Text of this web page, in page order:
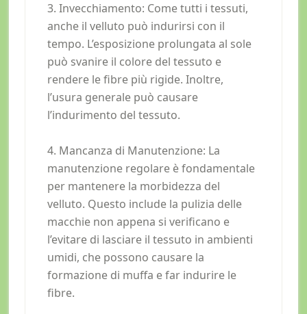
3. Invecchiamento: Come tutti i tessuti,
anche il velluto può indurirsi con il
tempo. L’esposizione prolungata al sole
può svanire il colore del tessuto e
rendere le fibre più rigide. Inoltre,
l’usura generale può causare
l’indurimento del tessuto.
4. Mancanza di Manutenzione: La
manutenzione regolare è fondamentale
per mantenere la morbidezza del
velluto. Questo include la pulizia delle
macchie non appena si verificano e
l’evitare di lasciare il tessuto in ambienti
umidi, che possono causare la
formazione di muffa e far indurire le
fibre.